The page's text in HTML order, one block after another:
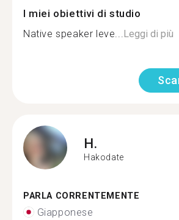
I miei obiettivi di studio
Native speaker leve...Leggi di più
H.
Hakodate
PARLA CORRENTEMENTE
Giapponese